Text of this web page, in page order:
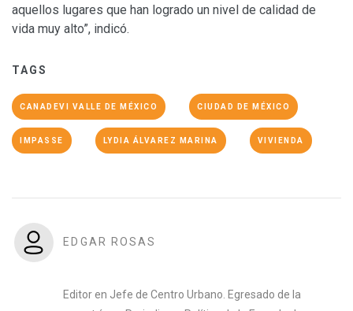
aquellos lugares que han logrado un nivel de calidad de
vida muy alto”, indicó.
TAGS
CANADEVI VALLE DE MÉXICO CIUDAD DE MÉXICO
IMPASSE LYDIA ÁLVAREZ MARINA VIVIENDA
EDGAR ROSAS
Editor en Jefe de Centro Urbano. Egresado de la